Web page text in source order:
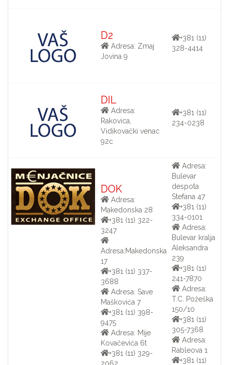
D2
Adresa: Zmaj
Jovina 9
+381 (11)
328-4414
DIL
Adresa:
Rakovica,
Vidikovački venac
92c
+381 (11)
234-0238
DOK
Adresa:
Makedonska 28
+381 (11) 322-
3247
Adresa:Makedonska
17
+381 (11) 337-
3688
Adresa: Save
Maškovića 7
+381 (11) 398-
9475
Adresa: Mije
Kovačevića 6t
+381 (11) 329-
2062
Adresa:
Bulevar
despota
Stefana 47
+381 (11)
334-0101
Adresa:
Bulevar kralja
Aleksandra
239
+381 (11)
241-7870
Adresa:
T.C. Požeška
150/10
+381 (11)
305-7368
Adresa:
Rableova 1
+381 (11)